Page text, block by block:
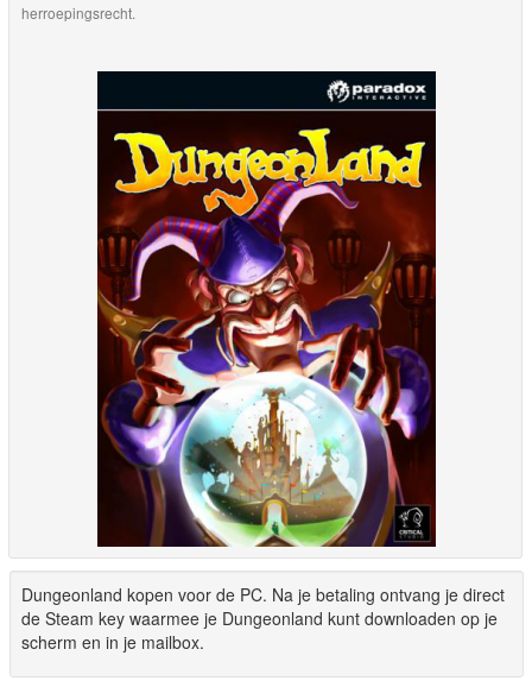
herroepingsrecht.
Dungeonland kopen voor de PC. Na je betaling ontvang je direct
de Steam key waarmee je Dungeonland kunt downloaden op je
scherm en in je mailbox.